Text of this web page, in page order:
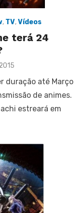
, TV,Vídeos
terá 24
duração até Março
de animes.
estreará em